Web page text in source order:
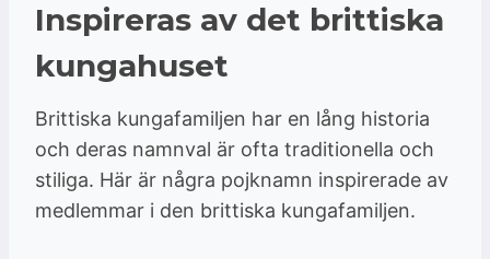
Inspireras av det brittiska
kungahuset
Brittiska kungafamiljen har en lång historia
och deras namnval är ofta traditionella och
stiliga. Här är några pojknamn inspirerade av
medlemmar i den brittiska kungafamiljen.